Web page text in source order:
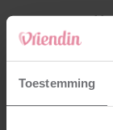
Toestemming
4
5 Een